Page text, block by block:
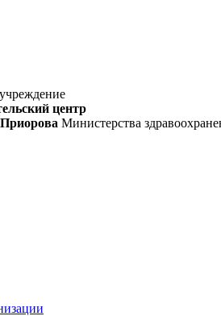
центр
Министерства